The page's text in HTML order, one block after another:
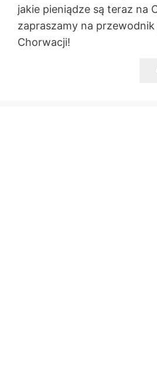
jakie pieniądze są teraz na
zapraszamy na
Chorwacji!